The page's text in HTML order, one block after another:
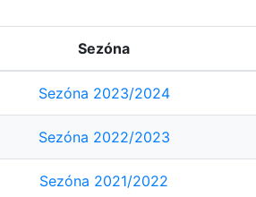
Sezóna
Sezóna 2023/2024
Sezóna 2022/2023
Sezóna 2021/2022